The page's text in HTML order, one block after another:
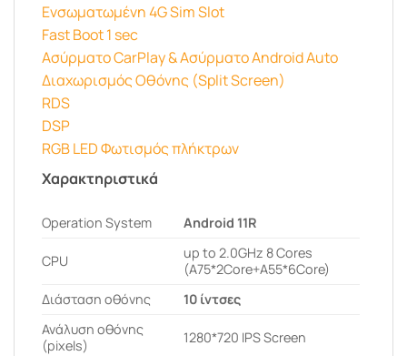
Ενσωματωμένη 4G Sim Slot
Fast Boot 1 sec
Ασύρματο CarPlay & Ασύρματο Android Auto
Διαχωρισμός Οθόνης (Split Screen)
RDS
DSP
RGB LED Φωτισμός πλήκτρων
Χαρακτηριστικά
Operation System Android 11R
CPU
up to 2.0GHz 8 Cores
(A75*2Core+A55*6Core)
Διάσταση οθόνης
10 ίντσες
Ανάλυση οθόνης
(pixels)
1280*720 IPS Screen